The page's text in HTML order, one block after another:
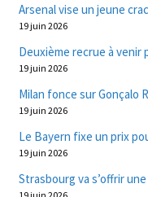
Arsenal vise un jeune
19 juin 2026
Deuxième recrue à venir
19 juin 2026
Milan fonce sur Gonçalo
19 juin 2026
Le Bayern fixe un prix
19 juin 2026
Strasbourg va s’offrir